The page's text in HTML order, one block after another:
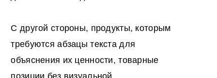
С другой стороны, продукты, которым
требуются абзацы текста для
объяснения их ценности, товарные
позиции без визуальной